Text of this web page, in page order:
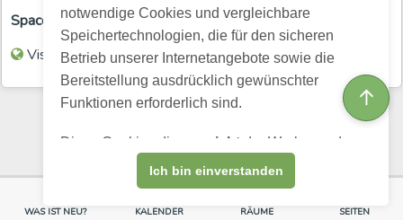
notwendige Cookies und vergleichbare
Speichertechnologien, die für den sicheren
Betrieb unserer Internetangebote sowie die
Bereitstellung ausdrücklich gewünschter
Funktionen erforderlich sind.
Diese Cookies dienen nicht der Werbung, dem
Profiling oder dem Verkauf personenbezogener
Ich bin einverstanden
WAS IST NEU? KALENDER RÄUME SEITEN
Space Visibility
Visible for all (members and guests)
↑